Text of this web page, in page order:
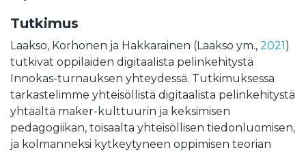
Tutkimus
Laakso, Korhonen ja Hakkarainen (Laakso ym., 2021)
tutkivat oppilaiden digitaalista pelinkehitystä
Innokas-turnauksen yhteydessä. Tutkimuksessa
tarkastelimme yhteisöllistä digitaalista pelinkehitystä
yhtäältä maker-kulttuurin ja keksimisen
pedagogiikan, toisaalta yhteisöllisen tiedonluomisen,
ja kolmanneksi kytkeytyneen oppimisen teorian